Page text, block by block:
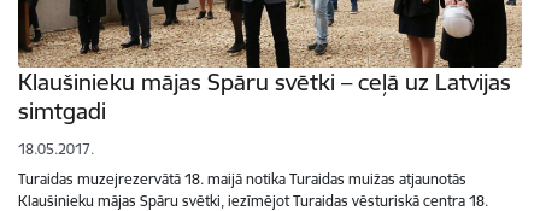
Klaušinieku mājas Spāru svētki – ceļā uz Latvijas
simtgadi
18.05.2017.
Turaidas muzejrezervātā 18. maijā notika Turaidas muižas atjaunotās
Klaušinieku mājas Spāru svētki, iezīmējot Turaidas vēsturiskā centra 18.